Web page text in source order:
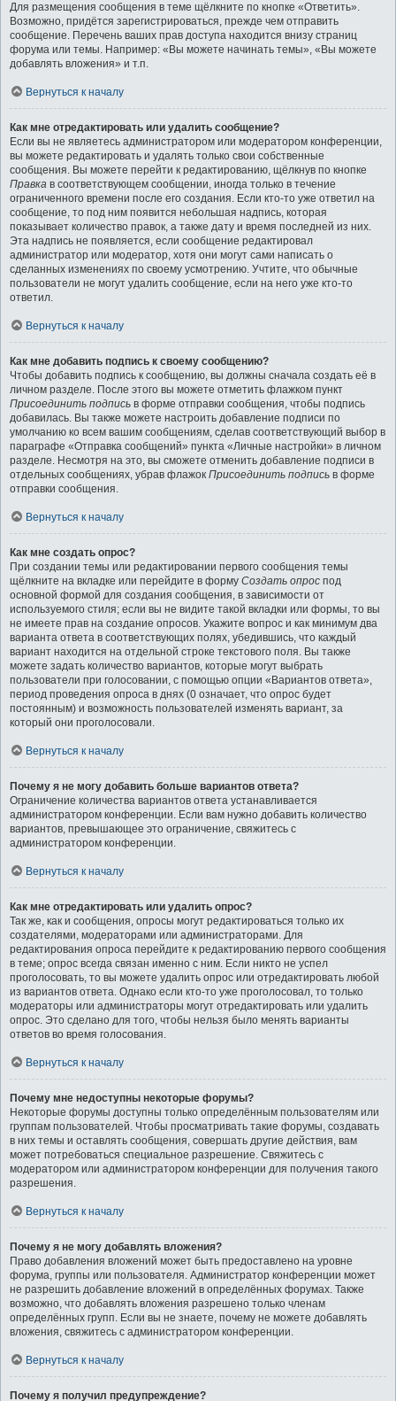
Для размещения сообщения в теме щёлкните по кнопке «Ответить».
Возможно, придётся зарегистрироваться, прежде чем отправить
сообщение. Перечень ваших прав доступа находится внизу страниц
форума или темы. Например: «Вы можете начинать темы», «Вы можете
добавлять вложения» и т.п.
Вернуться к началу
Как мне отредактировать или удалить сообщение?
Если вы не являетесь администратором или модератором конференции,
вы можете редактировать и удалять только свои собственные
сообщения. Вы можете перейти к редактированию, щёлкнув по кнопке
Правка в соответствующем сообщении, иногда только в течение
ограниченного времени после его создания. Если кто-то уже ответил на
сообщение, то под ним появится небольшая надпись, которая
показывает количество правок, а также дату и время последней из них.
Эта надпись не появляется, если сообщение редактировал
администратор или модератор, хотя они могут сами написать о
сделанных изменениях по своему усмотрению. Учтите, что обычные
пользователи не могут удалить сообщение, если на него уже кто-то
ответил.
Вернуться к началу
Как мне добавить подпись к своему сообщению?
Чтобы добавить подпись к сообщению, вы должны сначала создать её в
личном разделе. После этого вы можете отметить флажком пункт
Присоединить подпись в форме отправки сообщения, чтобы подпись
добавилась. Вы также можете настроить добавление подписи по
умолчанию ко всем вашим сообщениям, сделав соответствующий выбор в
параграфе «Отправка сообщений» пункта «Личные настройки» в личном
разделе. Несмотря на это, вы сможете отменить добавление подписи в
отдельных сообщениях, убрав флажок Присоединить подпись в форме
отправки сообщения.
Вернуться к началу
Как мне создать опрос?
При создании темы или редактировании первого сообщения темы
щёлкните на вкладке или перейдите в форму Создать опрос под
основной формой для создания сообщения, в зависимости от
используемого стиля; если вы не видите такой вкладки или формы, то вы
не имеете прав на создание опросов. Укажите вопрос и как минимум два
варианта ответа в соответствующих полях, убедившись, что каждый
вариант находится на отдельной строке текстового поля. Вы также
можете задать количество вариантов, которые могут выбрать
пользователи при голосовании, с помощью опции «Вариантов ответа»,
период проведения опроса в днях (0 означает, что опрос будет
постоянным) и возможность пользователей изменять вариант, за
который они проголосовали.
Вернуться к началу
Почему я не могу добавить больше вариантов ответа?
Ограничение количества вариантов ответа устанавливается
администратором конференции. Если вам нужно добавить количество
вариантов, превышающее это ограничение, свяжитесь с
администратором конференции.
Вернуться к началу
Как мне отредактировать или удалить опрос?
Так же, как и сообщения, опросы могут редактироваться только их
создателями, модераторами или администраторами. Для
редактирования опроса перейдите к редактированию первого сообщения
в теме; опрос всегда связан именно с ним. Если никто не успел
проголосовать, то вы можете удалить опрос или отредактировать любой
из вариантов ответа. Однако если кто-то уже проголосовал, то только
модераторы или администраторы могут отредактировать или удалить
опрос. Это сделано для того, чтобы нельзя было менять варианты
ответов во время голосования.
Вернуться к началу
Почему мне недоступны некоторые форумы?
Некоторые форумы доступны только определённым пользователям или
группам пользователей. Чтобы просматривать такие форумы, создавать
в них темы и оставлять сообщения, совершать другие действия, вам
может потребоваться специальное разрешение. Свяжитесь с
модератором или администратором конференции для получения такого
разрешения.
Вернуться к началу
Почему я не могу добавлять вложения?
Право добавления вложений может быть предоставлено на уровне
форума, группы или пользователя. Администратор конференции может
не разрешить добавление вложений в определённых форумах. Также
возможно, что добавлять вложения разрешено только членам
определённых групп. Если вы не знаете, почему не можете добавлять
вложения, свяжитесь с администратором конференции.
Вернуться к началу
Почему я получил предупреждение?